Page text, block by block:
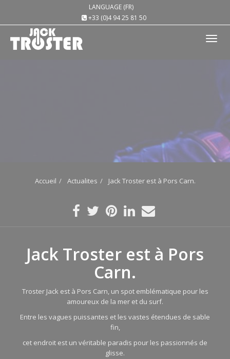
LANGUAGE (FR)
+33 (0)4 94 25 81 50
Accueil Actualites Jack Troster est à Pors Carn.
Jack Troster est à Pors
Carn.
Troster Jack est à Pors Carn, un spot emblématique pour les
amoureux de la mer et du surf.
Entre les vagues puissantes et les vastes étendues de sable
fin,
cet endroit est un véritable paradis pour les passionnés de
glisse.